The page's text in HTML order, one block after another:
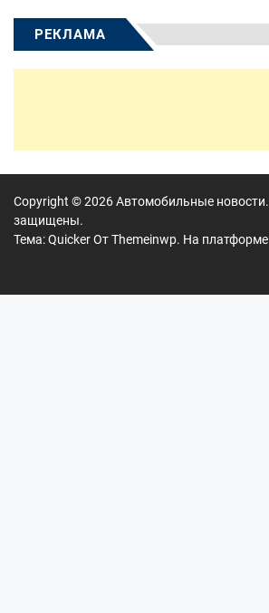
РЕКЛАМА
Copyright © 2026Автомобильные новости.
защищены.
Тема: Quicker ОтThemeinwp. На платформе